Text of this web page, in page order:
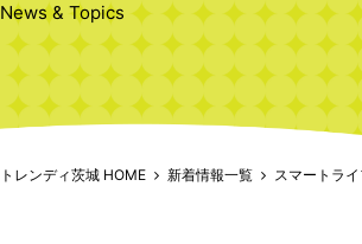
News & Topics
トレンディ茨城 HOME 新着情報一覧 スマートラ